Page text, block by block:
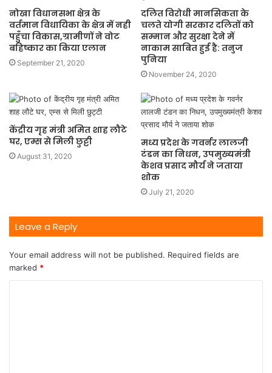
नोखा विधानसभा क्षेत्र के
वर्तमान विधायिका के क्षेत्र में नही
पहुँचा विकास,ग्रामीणों ने वोट
बहिष्कार का किया एलान
September 21, 2020
दलित विरोधी मानसिकता के
चलते योगी सरकार दलितों को
सम्मान और सुरक्षा देने में
नाकाम साबित हुई है: तनुज
पुनिया
November 24, 2020
केंद्रीय गृह मंत्री अमित शाह लौटे
घर, एम्स से मिली छुट्टी
August 31, 2020
मध्य प्रदेश के गवर्नर लालजी
टंडन का निधन, उपमुख्यमंत्री
केशव प्रसाद मौर्य ने जताया
शोक
July 21, 2020
Leave a Reply
Your email address will not be published. Required fields are
marked *